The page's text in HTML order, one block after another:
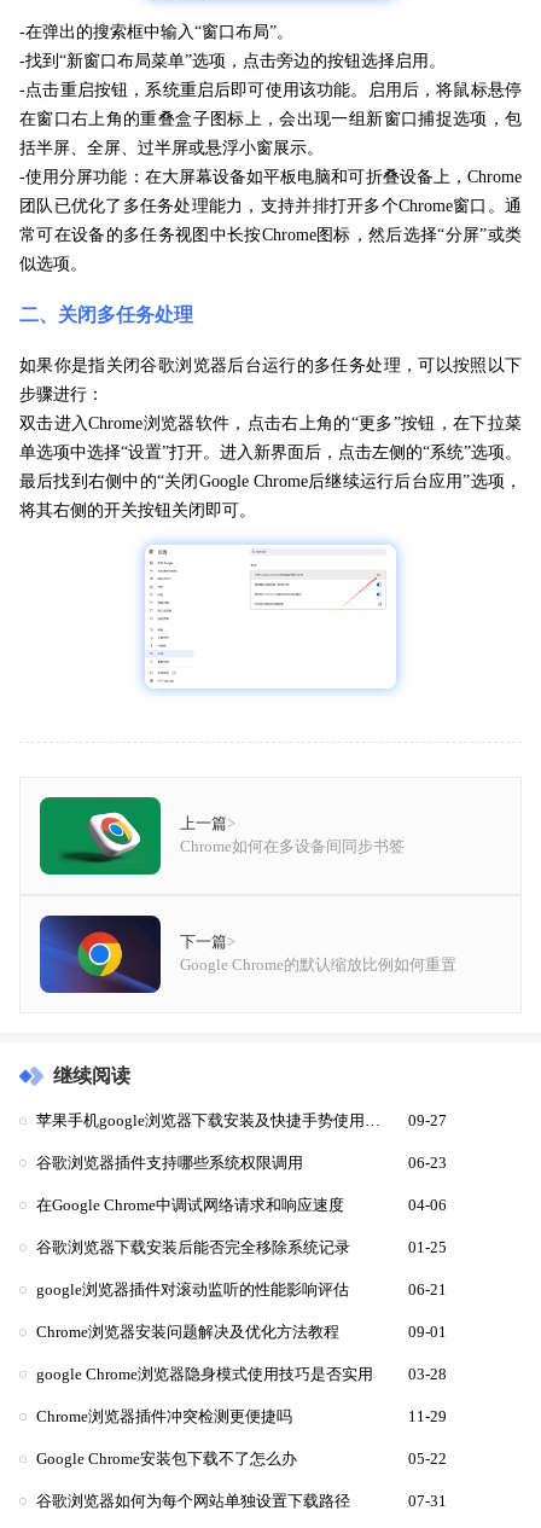
-在弹出的搜索框中输入“窗口布局”。
-找到“新窗口布局菜单”选项，点击旁边的按钮选择启用。
-点击重启按钮，系统重启后即可使用该功能。启用后，将鼠标悬停
在窗口右上角的重叠盒子图标上，会出现一组新窗口捕捉选项，包
括半屏、全屏、过半屏或悬浮小窗展示。
-使用分屏功能：在大屏幕设备如平板电脑和可折叠设备上，Chrome
团队已优化了多任务处理能力，支持并排打开多个Chrome窗口。通
常可在设备的多任务视图中长按Chrome图标，然后选择“分屏”或类
似选项。
二、关闭多任务处理
如果你是指关闭谷歌浏览器后台运行的多任务处理，可以按照以下
步骤进行：
双击进入Chrome浏览器软件，点击右上角的“更多”按钮，在下拉菜
单选项中选择“设置”打开。进入新界面后，点击左侧的“系统”选项。
最后找到右侧中的“关闭Google Chrome后继续运行后台应用”选项，
将其右侧的开关按钮关闭即可。
上一篇>
Chrome如何在多设备间同步书签
下一篇>
Google Chrome的默认缩放比例如何重置
继续阅读
09-27
谷歌浏览器插件支持哪些系统权限调用 06-23
在Google Chrome中调试网络请求和响应速度 04-06
谷歌浏览器下载安装后能否完全移除系统记录 01-25
google浏览器插件对滚动监听的性能影响评估 06-21
Chrome浏览器安装问题解决及优化方法教程 09-01
google Chrome浏览器隐身模式使用技巧是否实用 03-28
Chrome浏览器插件冲突检测更便捷吗 11-29
Google Chrome安装包下载不了怎么办 05-22
谷歌浏览器如何为每个网站单独设置下载路径 07-31